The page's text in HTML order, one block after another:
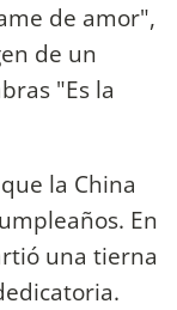
de amor",
de un
"Es la
la China
En
una tierna